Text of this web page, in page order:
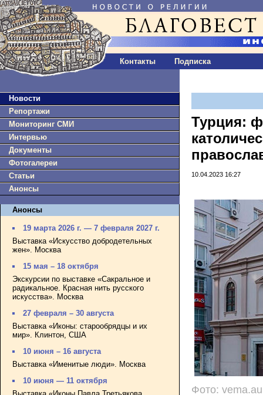
Контакты Подписка
Новости
Репортажи
Мониторинг СМИ
Интервью
Документы
Фотогалереи
Статьи
Анонсы
Анонсы
19 марта 2026 г. — 7 февраля 2027 г.
Выставка «Искусство добродетельных
жен». Москва
15 мая – 18 октября
Экскурсии по выставке «Сакральное и
радикальное. Красная нить русского
искусства». Москва
27 февраля – 30 августа
Выставка «Иконы: старообрядцы и их
мир». Клинтон, США
10 июня – 16 августа
Выставка «Именитые люди». Москва
10 июня — 11 октября
Турция:
10.04.2023 16:27
Фото: vema.au